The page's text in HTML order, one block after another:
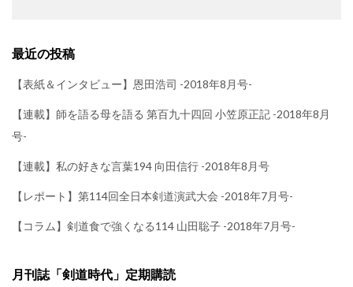
最近の投稿
【表紙＆インタビュー】恩田浩司 -2018年8月号-
【連載】師を語る母を語る 第百九十四回 小笠原正記 -2018年8月
号-
【連載】私の好きな言葉194 向田信行 -2018年8月号
【レポート】第114回全日本剣道演武大会 -2018年7月号-
【コラム】剣道食で強くなる114 山田聡子 -2018年7月号-
月刊誌「剣道時代」定期購読